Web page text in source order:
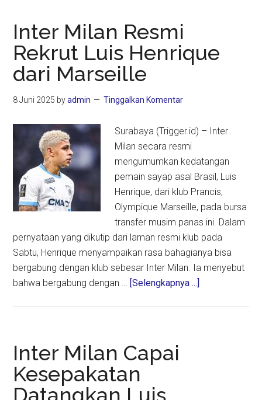
Inter Milan Resmi
Rekrut Luis Henrique
dari Marseille
8 Juni 2025 byadmin Tinggalkan Komentar
Surabaya (Trigger.id) – Inter
Milan secara resmi
mengumumkan kedatangan
pemain sayap asal Brasil, Luis
Henrique, dari klub Prancis,
Olympique Marseille, pada bursa
transfer musim panas ini. Dalam
pernyataan yang dikutip dari laman resmi klub pada
Sabtu, Henrique menyampaikan rasa bahagianya bisa
bergabung dengan klub sebesar Inter Milan. Ia menyebut
bahwa bergabung dengan … [Selengkapnya ...]
Inter Milan Capai
Kesepakatan
Datangkan Luis